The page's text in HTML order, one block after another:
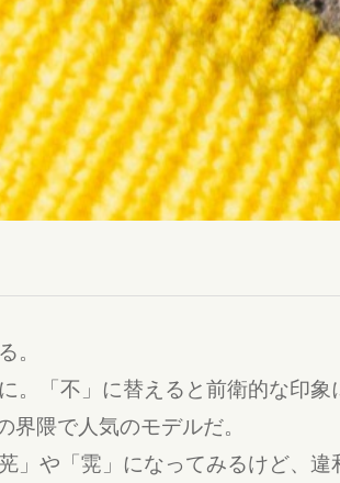
。
。「不」に替えると前衛的な印
隈で人気のモデルだ。
」や「䨔」になってみるけど、